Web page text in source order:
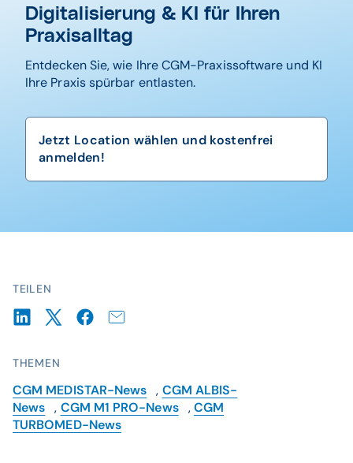
TEILEN
THEMEN
CGM MEDISTAR-News , CGM ALBIS-
News , CGM M1 PRO-News ,CGM
TURBOMED-News
Digitalisierung & KI für Ihren
Praxisalltag
Entdecken Sie, wie Ihre CGM-Praxissoftware und KI
Ihre Praxis spürbar entlasten.
Jetzt Location wählen und kostenfrei
anmelden!